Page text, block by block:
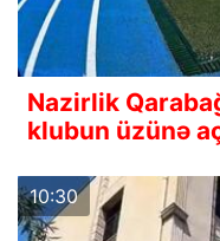
Nazirlik
klubun üzünə
10:30